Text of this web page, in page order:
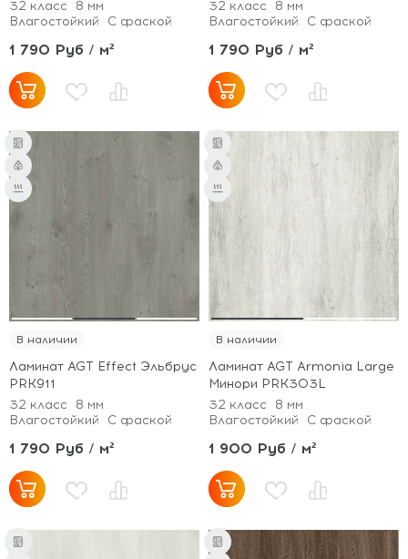
32 класс
8 мм
Влагостойкий
С фаской
1 790 Руб / м²
32 класс
8 мм
Влагостойкий
С фаской
1 790 Руб / м²
В наличии
Ламинат AGT Effect Эльбрус
PRK911
32 класс
8 мм
Влагостойкий
С фаской
1 790 Руб / м²
В наличии
Ламинат AGT Armonia Large
Минори PRK303L
32 класс
8 мм
Влагостойкий
С фаской
1 900 Руб / м²